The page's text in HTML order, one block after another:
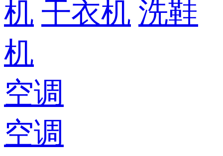
机 干衣机 洗鞋
机
空调
空调